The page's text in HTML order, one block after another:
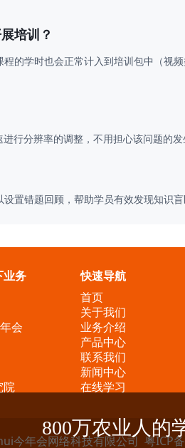
培训？
的学时也会正常计入到培训包中（视
辨率的调整，不用担心该问题的发生
置错题回顾，帮助学员有效发现知识盲区
业务
会
院
快速导航
首页
关于我们
业务介绍
产品中心
联系我们
新闻中心
在线学习
今年会网络科技有限公司 粤ICP
800万农业人的